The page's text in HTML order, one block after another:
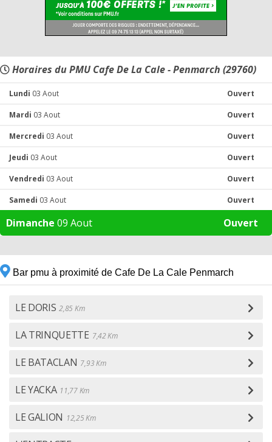
Horaires du PMU Cafe De La Cale - Penmarch (29760)
Lundi 03 Aout Ouvert
Mardi 03 Aout Ouvert
Mercredi 03 Aout Ouvert
Jeudi 03 Aout Ouvert
Vendredi 03 Aout Ouvert
Samedi 03 Aout Ouvert
Dimanche 09 Aout Ouvert
Bar pmu à proximité de Cafe De La Cale Penmarch
LE DORIS 2,85 Km
LA TRINQUETTE 7,42 Km
LE BATACLAN 7,93 Km
LE YACKA 11,77 Km
LE GALION 12,25 Km